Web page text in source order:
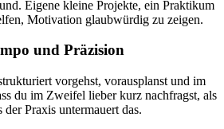
Eigene kleine Projekte, ein Praktikum
Motivation glaubwürdig zu zeigen.
und Präzision
vorgehst, vorausplanst und im
du im Zweifel lieber kurz nachfragst, als
Praxis untermauert das.